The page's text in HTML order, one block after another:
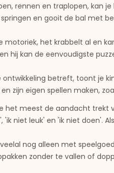
rennen en traplopen, kan
en gooit de bal met
het krabbelt al en
hij kan de eenvoudigste
betreft, toont je
zijn eigen spellen maken,
het meest de aandacht trekt
'ik niet leuk' en 'ik niet doen'.
nog alleen met
zonder te vallen of